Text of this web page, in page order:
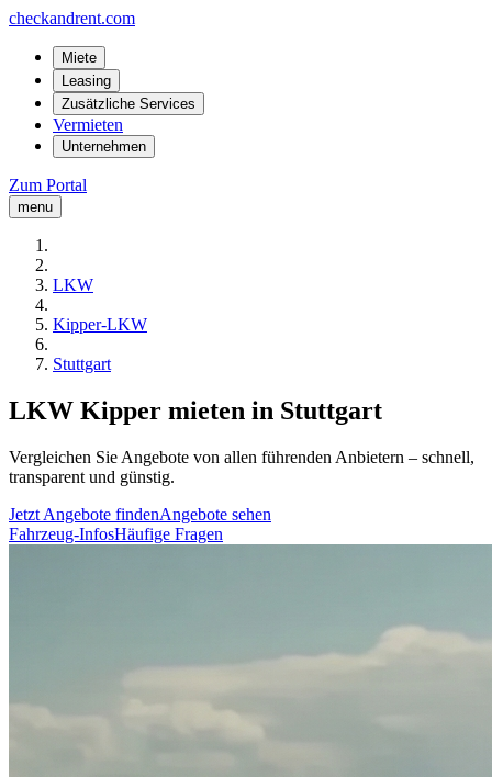
checkandrent.com
Miete
Leasing
Zusätzliche Services
Vermieten
Unternehmen
Zum Portal
menu
LKW
Kipper-LKW
Stuttgart
LKW Kipper mieten in Stuttgart
Vergleichen Sie Angebote von allen führenden Anbietern – schnell,
transparent und günstig.
Jetzt Angebote findenAngebote sehen
Fahrzeug-InfosHäufige Fragen